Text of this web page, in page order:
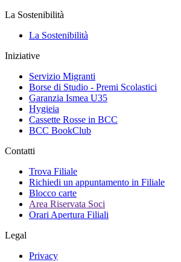
La Sostenibilità
La Sostenibilità
Iniziative
Servizio Migranti
Borse di Studio - Premi Scolastici
Garanzia Ismea U35
Hygieia
Cassette Rosse in BCC
BCC BookClub
Contatti
Trova Filiale
Richiedi un appuntamento in Filiale
Blocco carte
Area Riservata Soci
Orari Apertura Filiali
Legal
Privacy